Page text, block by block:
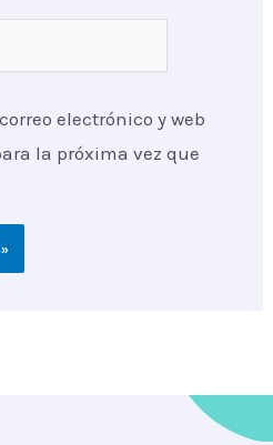
electrónico y web
la próxima vez que